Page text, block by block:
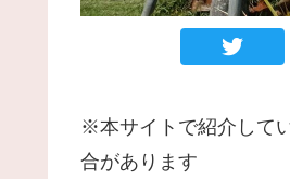
※本サイトで紹介して
合があります